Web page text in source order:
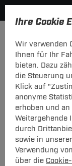
Ihre Cookie
Wir verwenden
Ihnen für Ihr
bieten. Dazu
die Steuerung
Klick auf
anonyme
erhoben und
Weitergehende
durch
sowie in unserer
Verwendung
über die
PKW-
Die folgende
Umgebung und
Urlaubserlebnis.
1
Hersteller